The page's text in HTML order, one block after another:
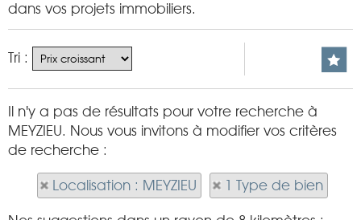
dans vos projets immobiliers.
Tri :
Il n'y a pas de résultats pour votre recherche à
MEYZIEU. Nous vous invitons à modifier vos critères
de recherche :
Localisation : MEYZIEU 1 Type de bien